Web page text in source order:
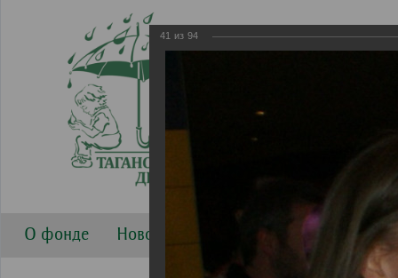
О фонде Новости Направления работы
41 из 94